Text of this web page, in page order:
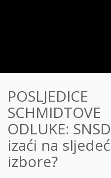
POSLJEDICE
SCHMIDTOVE
ODLUKE:
izaći na
izbore?